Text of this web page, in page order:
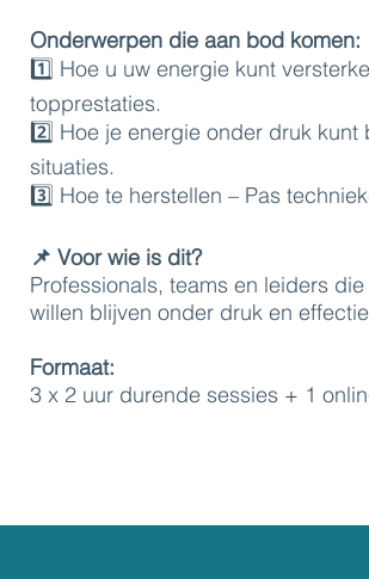
Onderwerpen die aan bod komen:
1️⃣ Hoe u uw energie kunt
topprestaties.
2️⃣ Hoe je energie onder druk
situaties.
3️⃣ Hoe te herstellen – Pas
📌 Voor wie is dit?
Professionals, teams en leiders
willen blijven onder druk en
Formaat:
3 x 2 uur durende sessies + 1